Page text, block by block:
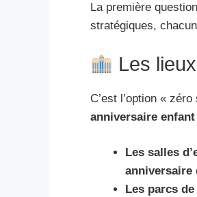
La première
stratégiques,
Les
C’est l’option «
anniversaire
Les salles
anniversaire
Les parcs